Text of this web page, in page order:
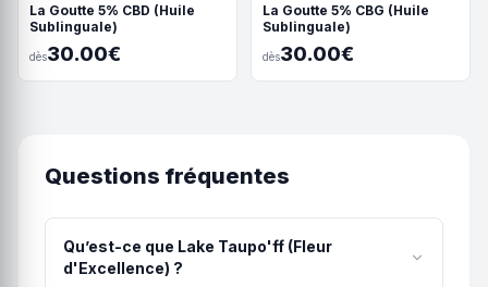
La Goutte 5% CBD (Huile
Sublinguale)
dès30.00€
La Goutte 5% CBG (Huile
Sublinguale)
dès30.00€
Questions fréquentes
Qu’est-ce que Lake Taupo'ff (Fleur
d'Excellence) ?